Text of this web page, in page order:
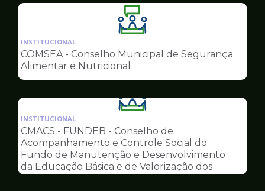
Ilustração
da
pagina
Conselhos
INSTITUCIONAL
COMSEA - Conselho Municipal de Segurança
Alimentar e Nutricional
Ilustração
da
pagina
de
Conselhos
INSTITUCIONAL
CMACS - FUNDEB - Conselho de
Acompanhamento e Controle Social do
Fundo de Manutenção e Desenvolvimento
da Educação Básica e de Valorização dos
Profissionais da Educação